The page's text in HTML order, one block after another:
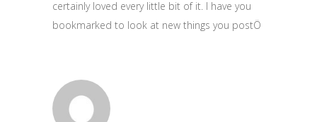
certainly loved every little bit of it. I have you
bookmarked to look at new things you postÖ